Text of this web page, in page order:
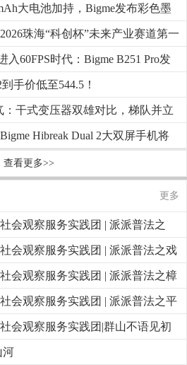
大电池加持，Bigme发布彩色墨
珠海“科创杯”未来产业赛道第一
入60FPS时代：Bigme B251 Pro发
手价低至544.5！
：干式变压器双雄对比，梯队并立
Hibreak Dual 2大双屏手机将
查看更多>>
更多
会观察服务实践团 | 派派普法之
会观察服务实践团 | 派派普法之戏
会观察服务实践团 | 派派普法之樟
会观察服务实践团 | 派派普法之平
会观察服务实践团|群山不语见初
河